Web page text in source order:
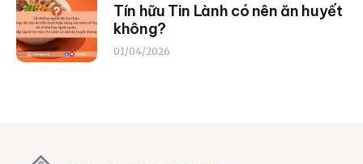
Tín hữu Tin Lành có nên ăn huyết
không?
01/04/2026